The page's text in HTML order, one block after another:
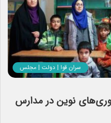
سران قوا | دولت | مجلس
نوین در مدارس